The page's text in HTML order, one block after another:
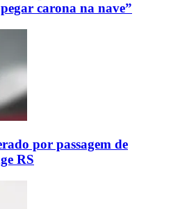
carona na nave”
por passagem de
RS